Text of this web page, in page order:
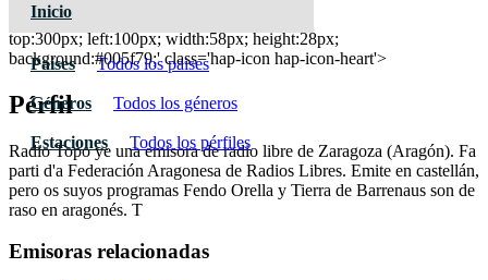
Inicio
Paises Todos los paises
Géneros Todos los géneros
Estaciones Todos los pérfiles
Radio Topo
top:300px; left:100px; width:58px; height:28px;
background:#005f79;' class='hap-icon hap-icon-heart'>
Pérfil
Radio Topo ye una emisora de radio libre de Zaragoza (Aragón). Fa
parti d'a Federación Aragonesa de Radios Libres. Emite en castellán,
pero os suyos programas Fendo Orella y Tierra de Barrenaus son de
raso en aragonés. T
Emisoras relacionadas